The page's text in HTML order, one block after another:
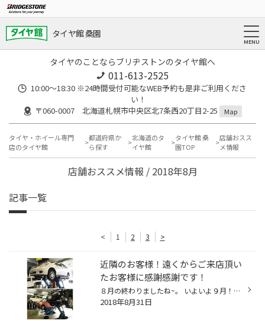
タイヤ館 桑園
タイヤのことならブリヂストンのタイヤ館へ
011-613-2525
10:00～18:30 ※24時間受付可能なWEB予約も是非ご利用くださ
い！
〒060-0007 北海道札幌市中央区北7条西20丁目2-25
Map
タイヤ・ホイール専門
店のタイヤ館
都道府県か
ら探す
北海道のタ
イヤ館
タイヤ館 桑
園TOP
店舗おスス
メ情報
店舗おススメ情報 / 2018年8月
記事一覧
< 1 2 3 >
近隣のお客様！遠くからご来店頂い
たお客様に感謝感謝です！
８月の終わりましたね~。 いよいよ９月！本格スタート！！ 毎年恒例♪『スタッドレス早期予約！！』♪早期予約がお買得！！ 今年スタッドレスタイヤが必要な方はぜひご来店くださいませ。 もちろん、ちょっと考える時間が欲しい。。。なんていうお客様もお気軽にご来店下さいませ✿ そんなお客様にも。...
2018年8月31日